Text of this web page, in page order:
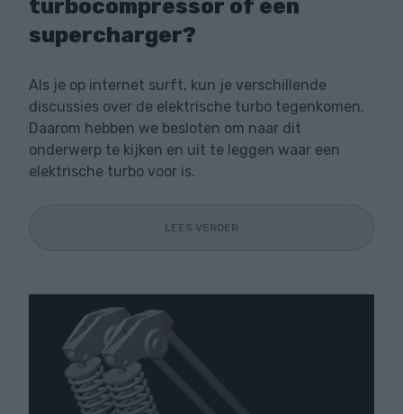
turbocompressor of een
supercharger?
Als je op internet surft, kun je verschillende
discussies over de elektrische turbo tegenkomen.
Daarom hebben we besloten om naar dit
onderwerp te kijken en uit te leggen waar een
elektrische turbo voor is.
LEES VERDER